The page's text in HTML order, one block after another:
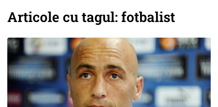
Articole cu tagul: fotbalist